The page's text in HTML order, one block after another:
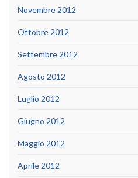
Novembre 2012
Ottobre 2012
Settembre 2012
Agosto 2012
Luglio 2012
Giugno 2012
Maggio 2012
Aprile 2012